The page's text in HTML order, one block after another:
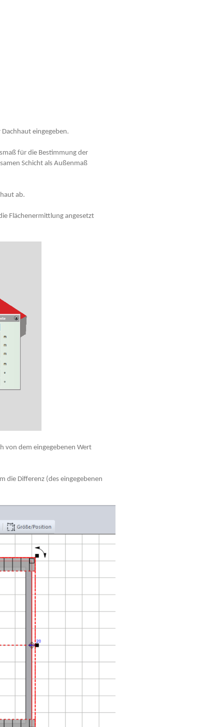
eingegeben.
für die Bestimmung der
Schicht als Außenmaß
ab.
Flächenermittlung angesetzt
von dem eingegebenen Wert
die Differenz (des eingegebenen